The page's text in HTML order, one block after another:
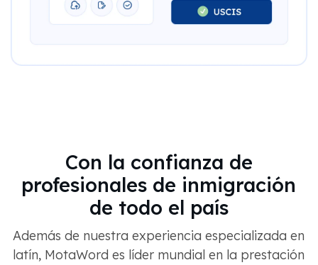
Con la confianza de
profesionales de inmigración
de todo el país
Además de nuestra experiencia especializada en
latín, MotaWord es líder mundial en la prestación